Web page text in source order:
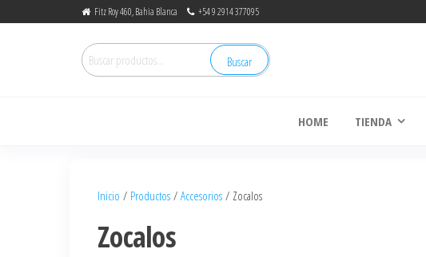
Fitz Roy 460, Bahia Blanca +54 9 2914 377095
Buscar
HOME TIENDA
Inicio / Productos / Accesorios / Zocalos
Zocalos